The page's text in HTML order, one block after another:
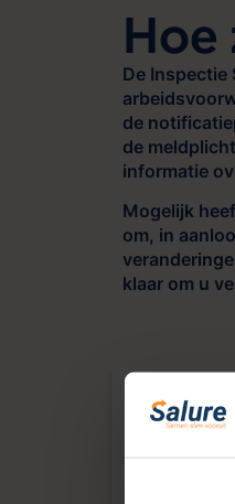
De
de
de
informatie
Mogelijk
om, in
klaar om u
Word